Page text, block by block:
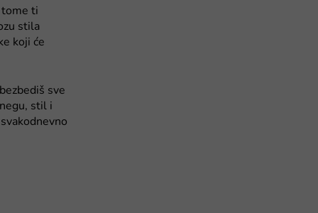
tome ti
stila
koji će
sve
stil i